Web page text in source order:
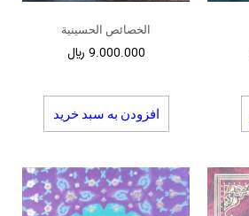
الخصائص الحسینیة
9.000.000 ﷼
افزودن به سبد خرید